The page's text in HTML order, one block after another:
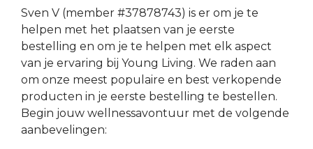
Sven V (member #37878743) is er om je te
helpen met het plaatsen van je eerste
bestelling en om je te helpen met elk aspect
van je ervaring bij Young Living. We raden aan
om onze meest populaire en best verkopende
producten in je eerste bestelling te bestellen.
Begin jouw wellnessavontuur met de volgende
aanbevelingen: